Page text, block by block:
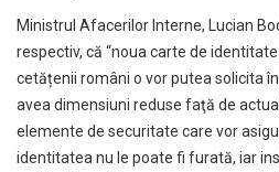
Ministrul Afacerilor Interne, Lucian
respectiv, că “noua carte de
cetățenii români o vor putea solicita
avea dimensiuni reduse faţă de
elemente de securitate care vor
identitatea nu le poate fi furată, iar